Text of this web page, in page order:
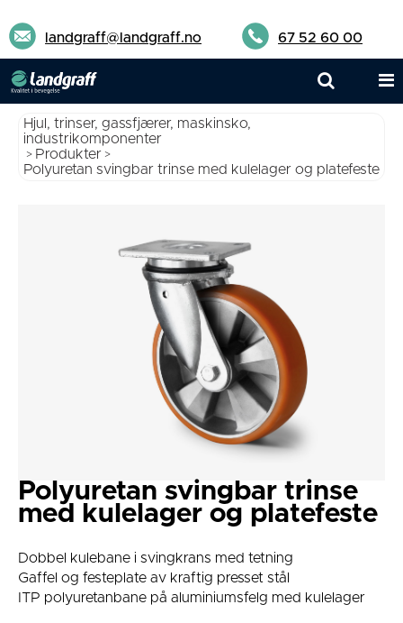
landgraff@landgraff.no 67 52 60 00
Hjul, trinser, gassfjærer, maskinsko,
industrikomponenter
> Produkter >
Polyuretan svingbar trinse med kulelager og platefeste
Polyuretan svingbar trinse
med kulelager og platefeste
Dobbel kulebane i svingkrans med tetning
Gaffel og festeplate av kraftig presset stål
ITP polyuretanbane på aluminiumsfelg med kulelager